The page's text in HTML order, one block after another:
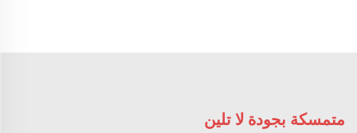
متمسكة بجودة لا تلين